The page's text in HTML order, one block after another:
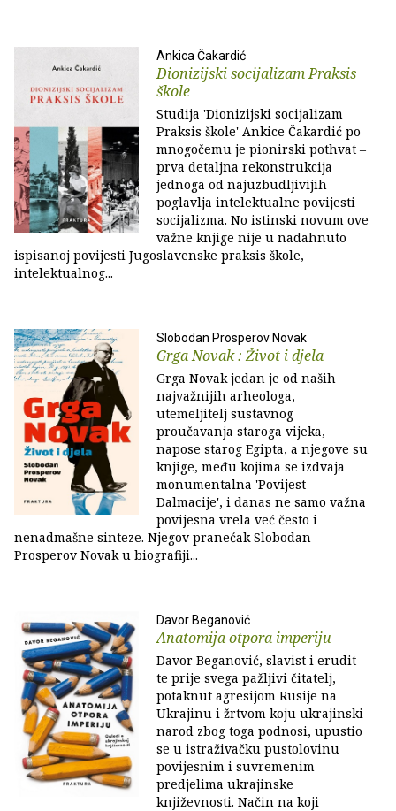
Ankica Čakardić
Dionizijski socijalizam Praksis
škole
Studija 'Dionizijski socijalizam
Praksis škole' Ankice Čakardić po
mnogočemu je pionirski pothvat –
prva detaljna rekonstrukcija
jednoga od najuzbudljivijih
poglavlja intelektualne povijesti
socijalizma. No istinski novum ove
važne knjige nije u nadahnuto
ispisanoj povijesti Jugoslavenske praksis škole,
intelektualnog...
Slobodan Prosperov Novak
Grga Novak : Život i djela
Grga Novak jedan je od naših
najvažnijih arheologa,
utemeljitelj sustavnog
proučavanja staroga vijeka,
napose starog Egipta, a njegove su
knjige, među kojima se izdvaja
monumentalna 'Povijest
Dalmacije', i danas ne samo važna
povijesna vrela već često i
nenadmašne sinteze. Njegov pranećak Slobodan
Prosperov Novak u biografiji...
Davor Beganović
Anatomija otpora imperiju
Davor Beganović, slavist i erudit
te prije svega pažljivi čitatelj,
potaknut agresijom Rusije na
Ukrajinu i žrtvom koju ukrajinski
narod zbog toga podnosi, upustio
se u istraživačku pustolovinu
povijesnim i suvremenim
predjelima ukrajinske
književnosti. Način na koji